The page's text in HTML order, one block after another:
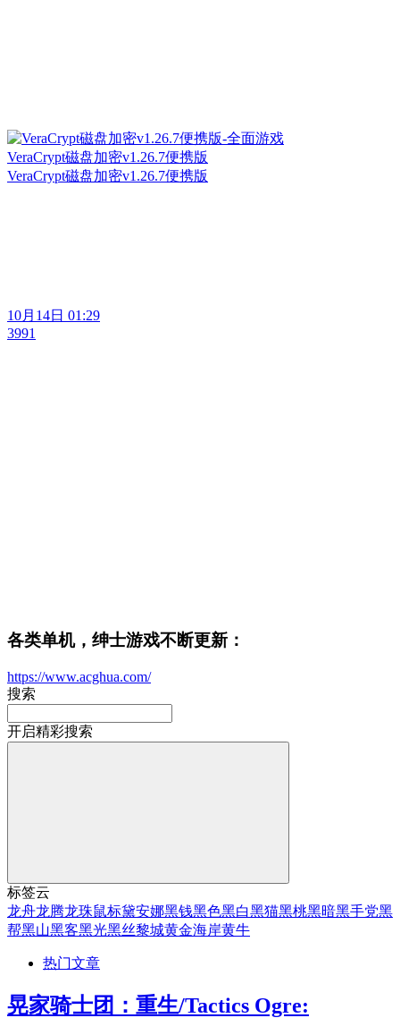
VeraCrypt磁盘加密v1.26.7便携版
VeraCrypt磁盘加密v1.26.7便携版
10月14日 01:29
3991
各类单机，绅士游戏不断更新：
https://www.acghua.com/
搜索
开启精彩搜索
标签云
龙舟龙腾龙珠鼠标黛安娜黑钱黑色黑白黑猫黑桃黑暗黑手党黑
帮黑山黑客黑光黑丝黎城黄金海岸黄牛
热门文章
晃家骑士团：重生/Tactics Ogre: